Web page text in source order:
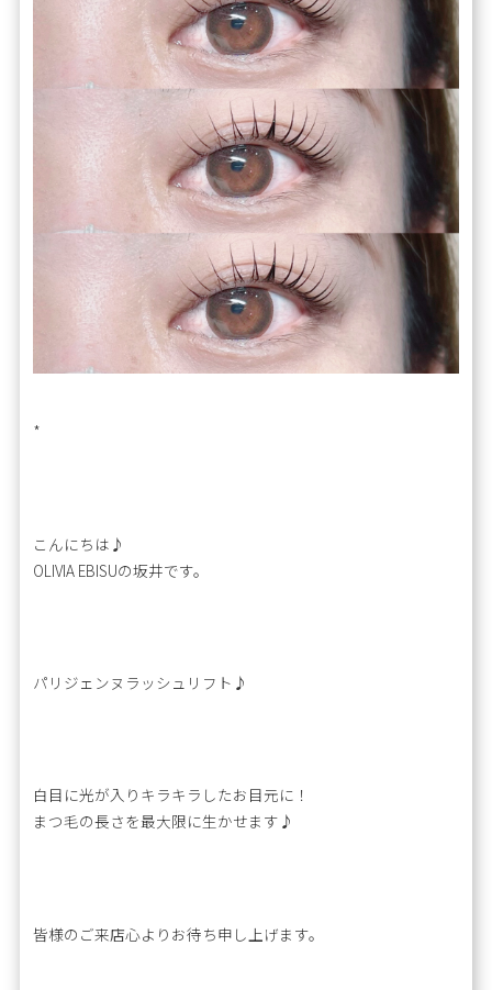
*
こんにちは♪
OLIVIA EBISUの坂井です。
パリジェンヌラッシュリフト♪
白目に光が入りキラキラしたお目元に！
まつ毛の長さを最大限に生かせます♪
皆様のご来店心よりお待ち申し上げます。